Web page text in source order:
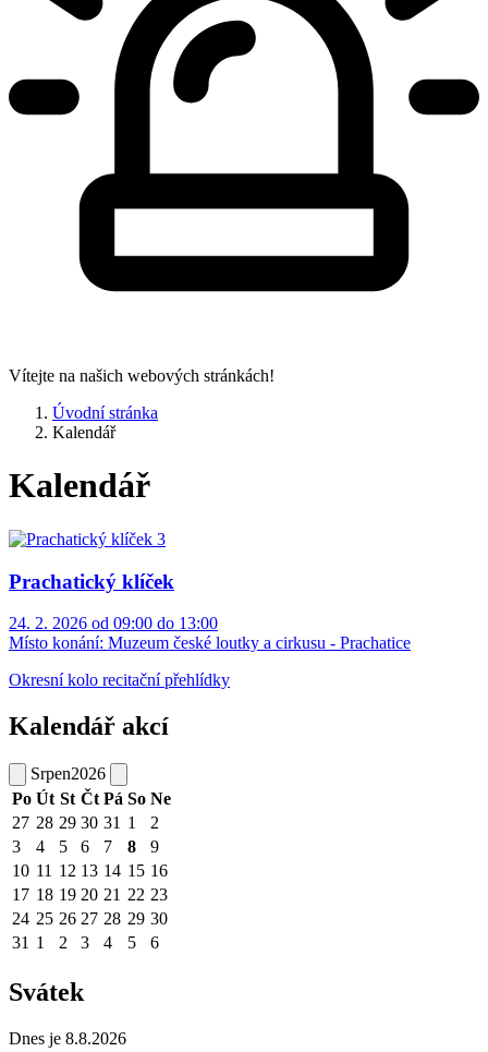
Vítejte na našich webových stránkách!
Úvodní stránka
Kalendář
Kalendář
Prachatický klíček
24. 2. 2026 od 09:00 do 13:00
Místo konání: Muzeum české loutky a cirkusu - Prachatice
Okresní kolo recitační přehlídky
Kalendář akcí
Srpen2026
Po Út St Čt Pá So Ne
27 28 29 30 31 1
2
3
4 5 6 7 8
9
10 11 12 13 14 15 16
17 18 19 20 21 22 23
24 25 26 27 28 29 30
31 1 2 3 4 5 6
Svátek
Dnes je 8.8.2026